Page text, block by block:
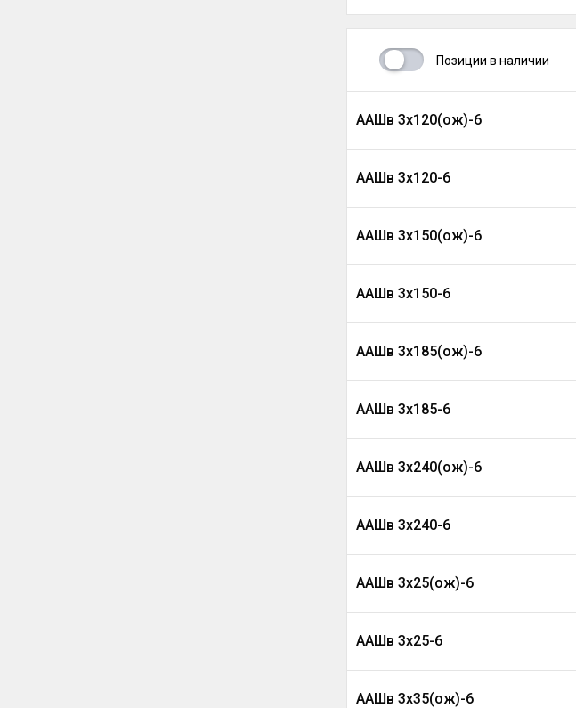
Позиции в наличии
ААШв 3х120(ож)-6
ААШв 3х120-6
ААШв 3х150(ож)-6
ААШв 3х150-6
ААШв 3х185(ож)-6
ААШв 3х185-6
ААШв 3х240(ож)-6
ААШв 3х240-6
ААШв 3х25(ож)-6
ААШв 3х25-6
ААШв 3х35(ож)-6